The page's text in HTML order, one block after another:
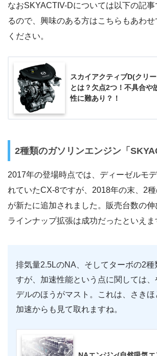
なおSKYACTIV-Dについては以下の記
るので、興味のある方はこちらもあわ
ください。
スカイアクティブD(クリ
とは？欠点2つ！不具合や
性に難あり？！
2種類のガソリンエンジン「
2017年の登場時点では、ディーゼルモ
れていたCX-8ですが、2018年の末、2
が新たに追加されました。販売台数の
ラインナップ拡張は成功だったといえま
排気量2.5LのNA、そしてターボの2種
すが、加速性能という点に関しては
デルのほうがマスト。これは、さき
加速からも見て取れますね。